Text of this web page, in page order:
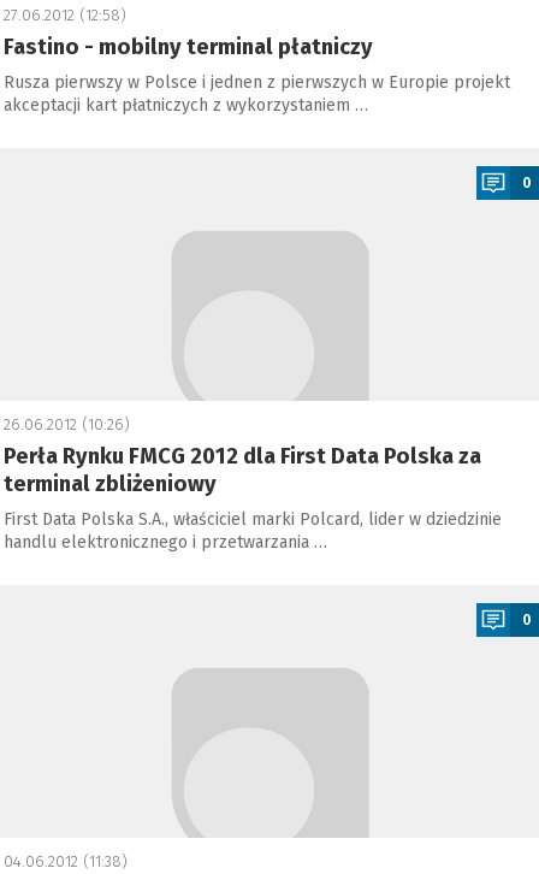
27.06.2012 (12:58)
Fastino - mobilny terminal płatniczy
Rusza pierwszy w Polsce i jednen z pierwszych w Europie projekt
akceptacji kart płatniczych z wykorzystaniem …
0
26.06.2012 (10:26)
Perła Rynku FMCG 2012 dla First Data Polska za
terminal zbliżeniowy
First Data Polska S.A., właściciel marki Polcard, lider w dziedzinie
handlu elektronicznego i przetwarzania …
0
04.06.2012 (11:38)